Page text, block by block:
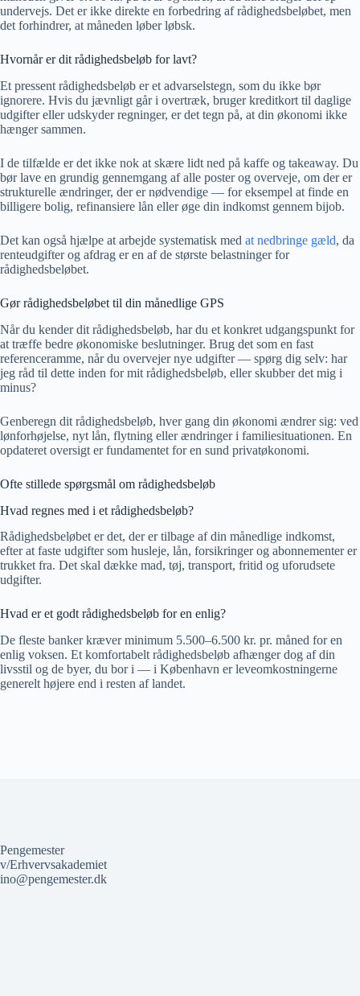
undervejs. Det er ikke direkte en forbedring af rådighedsbeløbet, men
det forhindrer, at måneden løber løbsk.
Hvornår er dit rådighedsbeløb for lavt?
Et pressent rådighedsbeløb er et advarselstegn, som du ikke bør
ignorere. Hvis du jævnligt går i overtræk, bruger kreditkort til daglige
udgifter eller udskyder regninger, er det tegn på, at din økonomi ikke
hænger sammen.
I de tilfælde er det ikke nok at skære lidt ned på kaffe og takeaway. Du
bør lave en grundig gennemgang af alle poster og overveje, om der er
strukturelle ændringer, der er nødvendige — for eksempel at finde en
billigere bolig, refinansiere lån eller øge din indkomst gennem bijob.
Det kan også hjælpe at arbejde systematisk med at nedbringe gæld, da
renteudgifter og afdrag er en af de største belastninger for
rådighedsbeløbet.
Gør rådighedsbeløbet til din månedlige GPS
Når du kender dit rådighedsbeløb, har du et konkret udgangspunkt for
at træffe bedre økonomiske beslutninger. Brug det som en fast
referenceramme, når du overvejer nye udgifter — spørg dig selv: har
jeg råd til dette inden for mit rådighedsbeløb, eller skubber det mig i
minus?
Genberegn dit rådighedsbeløb, hver gang din økonomi ændrer sig: ved
lønforhøjelse, nyt lån, flytning eller ændringer i familiesituationen. En
opdateret oversigt er fundamentet for en sund privatøkonomi.
Ofte stillede spørgsmål om rådighedsbeløb
Hvad regnes med i et rådighedsbeløb?
Rådighedsbeløbet er det, der er tilbage af din månedlige indkomst,
efter at faste udgifter som husleje, lån, forsikringer og abonnementer er
trukket fra. Det skal dække mad, tøj, transport, fritid og uforudsete
udgifter.
Hvad er et godt rådighedsbeløb for en enlig?
De fleste banker kræver minimum 5.500–6.500 kr. pr. måned for en
enlig voksen. Et komfortabelt rådighedsbeløb afhænger dog af din
livsstil og de byer, du bor i — i København er leveomkostningerne
generelt højere end i resten af landet.
Pengemester
v/Erhvervsakademiet
ino@pengemester.dk